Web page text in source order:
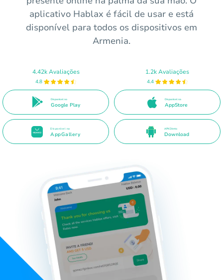
aplicativo Hablax é fácil de usar e está
disponível para todos os dispositivos em
Armenia.
4.42k Avaliações
4.8
Disponível no
Google Play
1.2k Avaliações
4.4
Disponível na
AppStore
Disponível na
AppGallery
APK Direto
Download